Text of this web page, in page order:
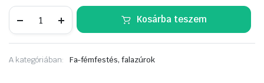
Multi-
isolierlack
univerzális
Kosárba teszem
A kategóriában: Fa-fémfestés, falazúrok